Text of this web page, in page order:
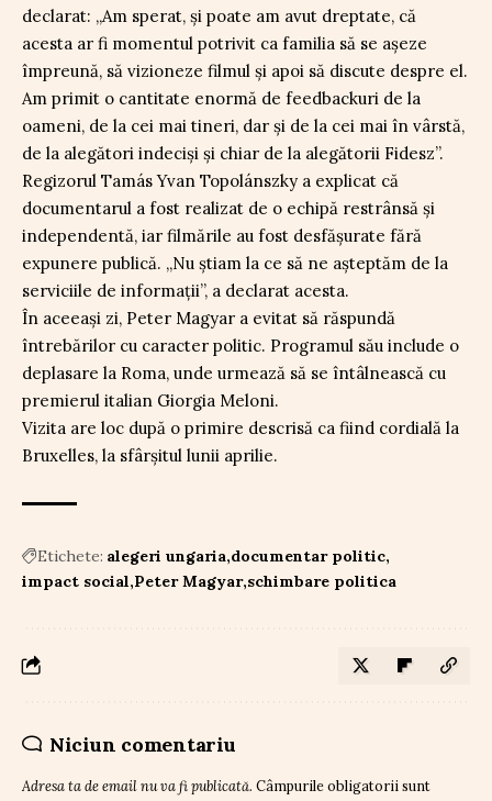
declarat: „Am sperat, şi poate am avut dreptate, că
acesta ar fi momentul potrivit ca familia să se aşeze
împreună, să vizioneze filmul şi apoi să discute despre el.
Am primit o cantitate enormă de feedbackuri de la
oameni, de la cei mai tineri, dar şi de la cei mai în vârstă,
de la alegători indecişi şi chiar de la alegătorii Fidesz”.
Regizorul Tamás Yvan Topolánszky a explicat că
documentarul a fost realizat de o echipă restrânsă și
independentă, iar filmările au fost desfășurate fără
expunere publică. „Nu ştiam la ce să ne aşteptăm de la
serviciile de informaţii”, a declarat acesta.
În aceeași zi, Peter Magyar a evitat să răspundă
întrebărilor cu caracter politic. Programul său include o
deplasare la Roma, unde urmează să se întâlnească cu
premierul italian Giorgia Meloni.
Vizita are loc după o primire descrisă ca fiind cordială la
Bruxelles, la sfârșitul lunii aprilie.
Etichete: alegeri ungaria documentar politic
impact social Peter Magyar schimbare politica
Niciun comentariu
Adresa ta de email nu va fi publicată. Câmpurile obligatorii sunt